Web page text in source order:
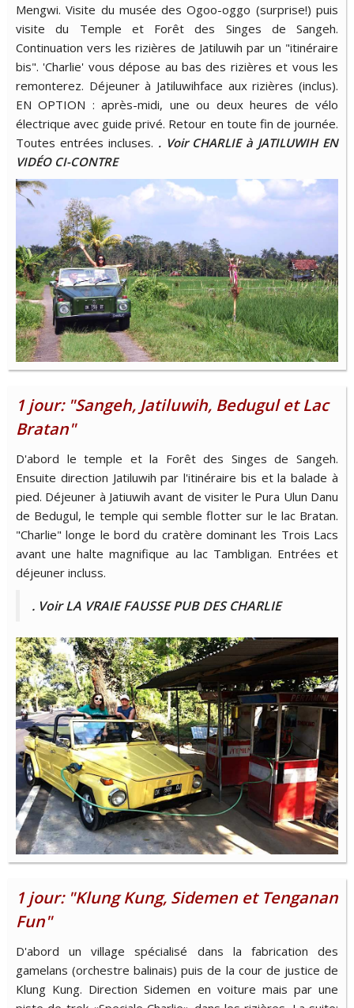
Mengwi. Visite du musée des Ogoo-oggo (surprise!) puis
visite du Temple et Forêt des Singes de Sangeh.
Continuation vers les rizières de Jatiluwih par un "itinéraire
bis". 'Charlie' vous dépose au bas des rizières et vous les
remonterez. Déjeuner à Jatiluwihface aux rizières (inclus).
EN OPTION : après-midi, une ou deux heures de vélo
électrique avec guide privé. Retour en toute fin de journée.
Toutes entrées incluses. . Voir CHARLIE à JATILUWIH EN
VIDÉO CI-CONTRE
1 jour: "Sangeh, Jatiluwih, Bedugul et Lac
Bratan"
D'abord le temple et la Forêt des Singes de Sangeh.
Ensuite direction Jatiluwih par l'itinéraire bis et la balade à
pied. Déjeuner à Jatiuwih avant de visiter le Pura Ulun Danu
de Bedugul, le temple qui semble flotter sur le lac Bratan.
"Charlie" longe le bord du cratère dominant les Trois Lacs
avant une halte magnifique au lac Tambligan. Entrées et
déjeuner incluss.
. Voir LA VRAIE FAUSSE PUB DES CHARLIE
1 jour: "Klung Kung, Sidemen et Tenganan
Fun"
D'abord un village spécialisé dans la fabrication des
gamelans (orchestre balinais) puis de la cour de justice de
Klung Kung. Direction Sidemen en voiture mais par une